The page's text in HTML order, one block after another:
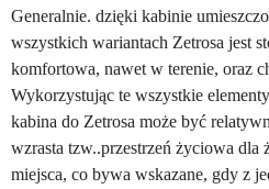
Generalnie. dzięki kabinie
wszystkich wariantach Zetrosa jest
komfortowa, nawet w terenie, oraz
Wykorzystując te wszystkie
kabina do Zetrosa może być
wzrasta tzw..przestrzeń życiowa dla
miejsca, co bywa wskazane, gdy z